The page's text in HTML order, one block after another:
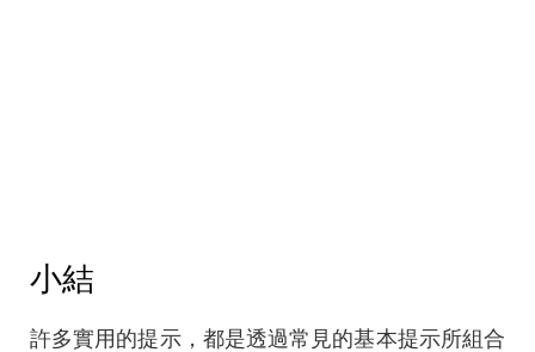
小結
許多實用的提示，都是透過常見的基本提示所組合